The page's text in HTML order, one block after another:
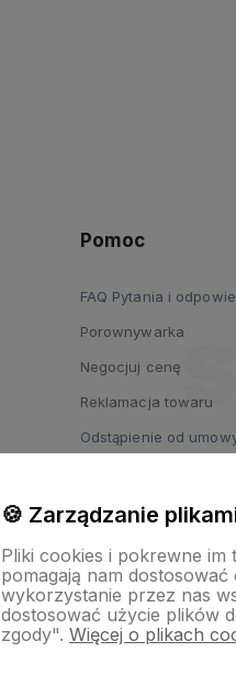
Pomoc
FAQ Pytania i
Porownywarka
Negocjuj cenę
Reklamacja towaru
Odstąpienie od
Konfigurator
🍪 Zarządzanie
Pliki cookies i pokrewne im
pomagają nam
wykorzystanie przez nas
dostosować użycie plików
zgody". Więcej o plikach